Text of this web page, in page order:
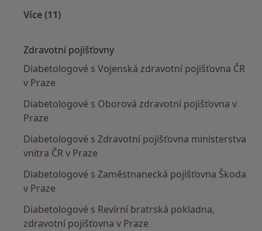
Více (11)
Zdravotní pojišťovny
Diabetologové s Vojenská zdravotní pojišťovna ČR
v Praze
Diabetologové s Oborová zdravotní pojišťovna v
Praze
Diabetologové s Zdravotní pojišťovna ministerstva
vnitra ČR v Praze
Diabetologové s Zaměstnanecká pojišťovna Škoda
v Praze
Diabetologové s Revírní bratrská pokladna,
zdravotní pojišťovna v Praze